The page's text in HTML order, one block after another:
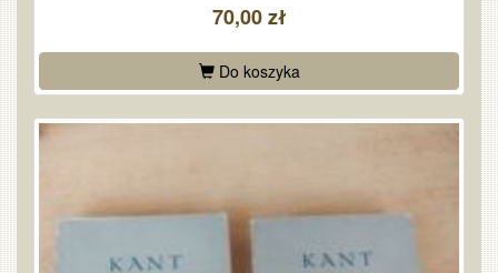
70,00 zł
Do koszyka